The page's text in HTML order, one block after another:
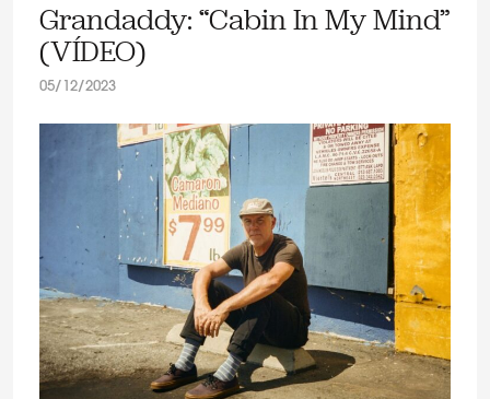
Grandaddy: “Cabin In My Mind”
(VÍDEO)
05/12/2023